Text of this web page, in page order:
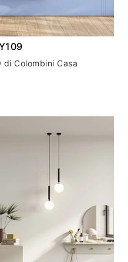
di Colombini Casa